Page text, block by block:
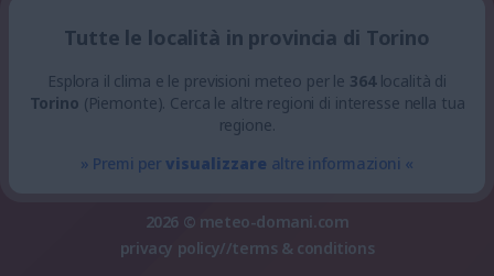
Tutte le località in provincia di Torino
Esplora il clima e le previsioni meteo per le 364località di
Torino (Piemonte). Cerca le altre regioni di interesse nella tua
regione.
» Premi pervisualizzare altre informazioni «
2026 © meteo-domani.com
privacy policy//terms & conditions